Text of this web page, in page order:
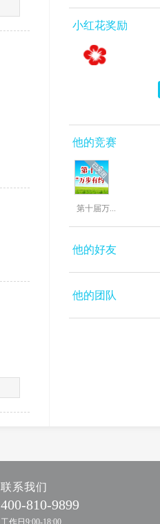
小红花奖励
他的竞赛
第十届万...
他的好友
他的团队
联系我们
400-810-9899
工作日9:00-18:00